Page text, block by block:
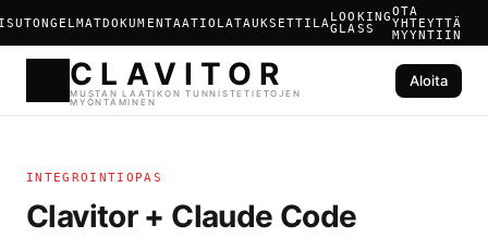
ONGELMATDOKUMENTAATIO LATAUKSETTILA LOOKING
GLASS
OTA
YHTEYTTÄ
MYYNTIIN
MUSTAN LAATIKON
MYÖNTÄMINEN
Aloita
INTEGROINTIOPAS
Clavitor + Claude Code